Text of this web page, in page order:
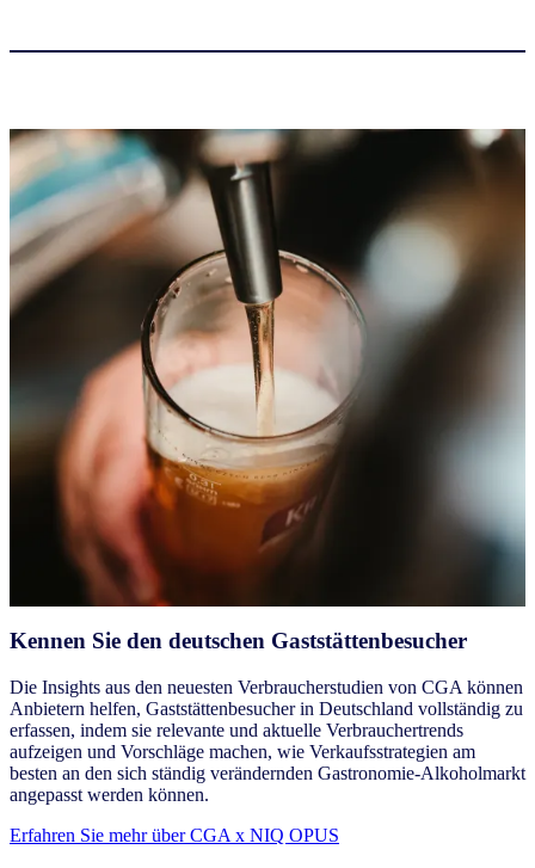
Kennen Sie den deutschen Gaststättenbesucher
Die Insights aus den neuesten Verbraucherstudien von CGA können
Anbietern helfen, Gaststättenbesucher in Deutschland vollständig zu
erfassen, indem sie relevante und aktuelle Verbrauchertrends
aufzeigen und Vorschläge machen, wie Verkaufsstrategien am
besten an den sich ständig verändernden Gastronomie-Alkoholmarkt
angepasst werden können.
Erfahren Sie mehr über CGA x NIQ OPUS